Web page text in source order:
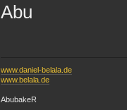
Abu
www.daniel-belala.de
www.belala.de
AbubakeR